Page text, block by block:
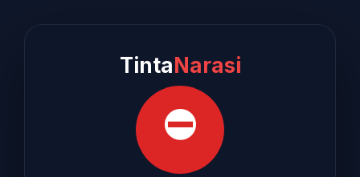
TintaNarasi
⛔